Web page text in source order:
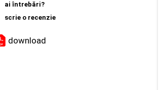
ai întrebări?
scrie o recenzie
download